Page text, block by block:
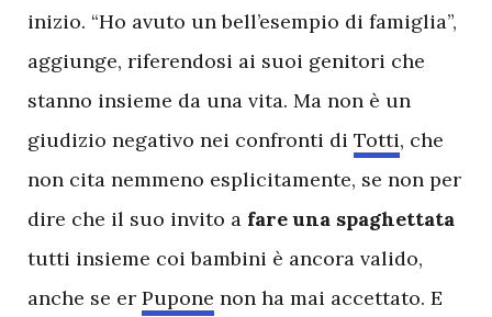
inizio. “Ho avuto un bell’esempio di famiglia”,
aggiunge, riferendosi ai suoi genitori che
stanno insieme da una vita. Ma non è un
giudizio negativo nei confronti di Totti, che
non cita nemmeno esplicitamente, se non per
dire che il suo invito a fare una spaghettata
tutti insieme coi bambini è ancora valido,
anche se er Pupone non ha mai accettato. E